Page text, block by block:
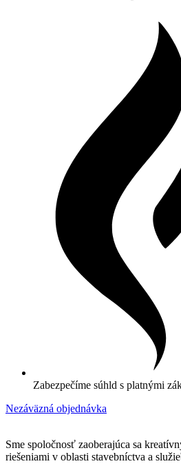
Zabezpečíme súhld s platnými
Nezáväzná objednávka
Sme spoločnosť zaoberajúca sa
riešeniami v oblasti stavebníctva a